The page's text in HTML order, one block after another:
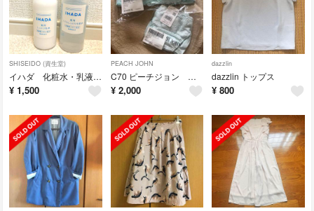
SHISEIDO (資生堂)
イハダ 化粧水・乳液2本セット
¥ 1,500
PEACH JOHN
C70 ピーチジョン ブラセット
¥ 2,000
dazzlin
dazzlin トップス
¥ 800